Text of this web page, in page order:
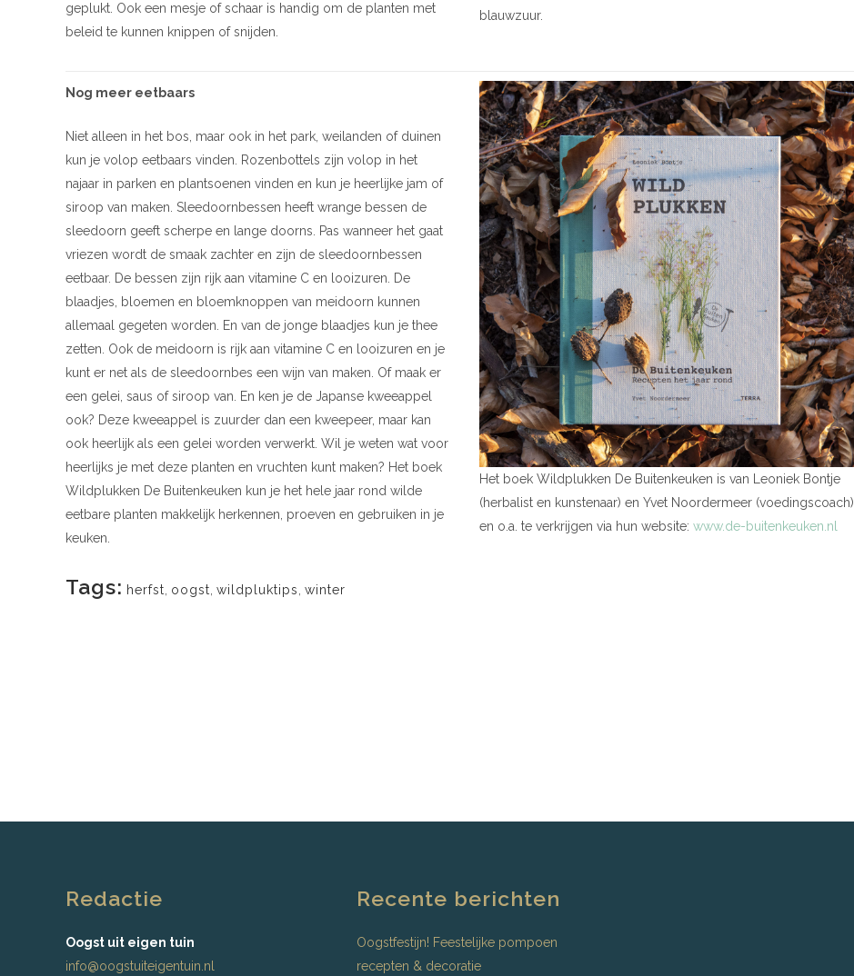
geplukt. Ook een mesje of schaar is handig om de planten met
beleid te kunnen knippen of snijden.
blauwzuur.
Nog meer eetbaars
Niet alleen in het bos, maar ook in het park, weilanden of duinen
kun je volop eetbaars vinden. Rozenbottels zijn volop in het
najaar in parken en plantsoenen vinden en kun je heerlijke jam of
siroop van maken. Sleedoornbessen heeft wrange bessen de
sleedoorn geeft scherpe en lange doorns. Pas wanneer het gaat
vriezen wordt de smaak zachter en zijn de sleedoornbessen
eetbaar. De bessen zijn rijk aan vitamine C en looizuren. De
blaadjes, bloemen en bloemknoppen van meidoorn kunnen
allemaal gegeten worden. En van de jonge blaadjes kun je thee
zetten. Ook de meidoorn is rijk aan vitamine C en looizuren en je
kunt er net als de sleedoornbes een wijn van maken. Of maak er
een gelei, saus of siroop van. En ken je de Japanse kweeappel
ook? Deze kweeappel is zuurder dan een kweepeer, maar kan
ook heerlijk als een gelei worden verwerkt. Wil je weten wat voor
heerlijks je met deze planten en vruchten kunt maken? Het boek
Wildplukken De Buitenkeuken kun je het hele jaar rond wilde
eetbare planten makkelijk herkennen, proeven en gebruiken in je
keuken.
Het boek Wildplukken De Buitenkeuken is van Leoniek Bontje
(herbalist en kunstenaar) en Yvet Noordermeer (voedingscoach)
en o.a. te verkrijgen via hun website: www.de-buitenkeuken.nl
Tags: herfst oogst wildpluktips winter
Redactie
Oogst uit eigen tuin
info@oogstuiteigentuin.nl
Recente berichten
Oogstfestijn! Feestelijke pompoen
recepten & decoratie